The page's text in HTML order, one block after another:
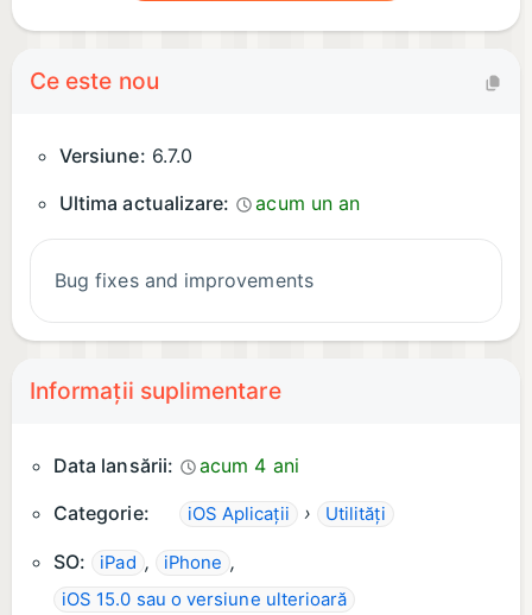
Ce este nou
Versiune: 6.7.0
Ultima actualizare:
acum un an
Bug fixes and improvements
Informații suplimentare
Data lansării:
acum 4 ani
Categorie:
iOS Aplicații › Utilități
SO: iPad , iPhone ,
iOS 15.0 sau o versiune ulterioară